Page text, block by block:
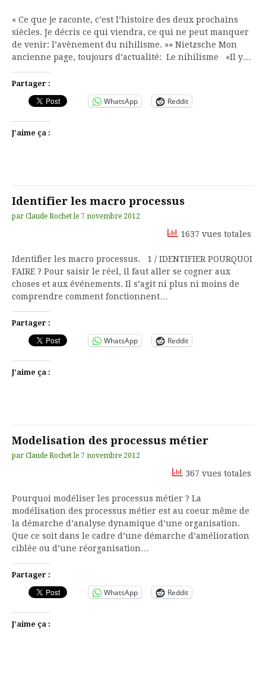
« Ce que je raconte, c’est l’histoire des deux prochains
siècles. Je décris ce qui viendra, ce qui ne peut manquer
de venir: l’avènement du nihilisme. »» Nietzsche Mon
ancienne page, toujours d’actualité: Le nihilisme «Il y…
Partager :
WhatsApp Reddit
J’aime ça :
Identifier les macro processus
par Claude Rochet le 7 novembre 2012
1637 vues totales
Identifier les macro processus. 1 / IDENTIFIER POURQUOI
FAIRE ? Pour saisir le réel, il faut aller se cogner aux
choses et aux événements. Il s’agit ni plus ni moins de
comprendre comment fonctionnent…
Partager :
WhatsApp Reddit
J’aime ça :
Modelisation des processus métier
par Claude Rochet le 7 novembre 2012
367 vues totales
Pourquoi modéliser les processus métier ? La
modélisation des processus métier est au coeur même de
la démarche d’analyse dynamique d’une organisation.
Que ce soit dans le cadre d’une démarche d’amélioration
ciblée ou d’une réorganisation…
Partager :
WhatsApp Reddit
J’aime ça :